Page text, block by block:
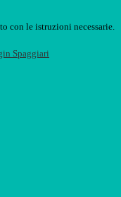
con le istruzioni necessarie.
Spaggiari